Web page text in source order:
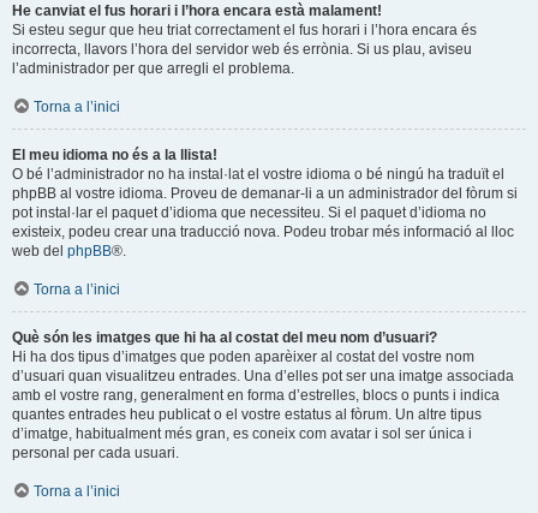
He canviat el fus horari i l’hora encara està malament!
Si esteu segur que heu triat correctament el fus horari i l’hora encara és
incorrecta, llavors l’hora del servidor web és errònia. Si us plau, aviseu
l’administrador per que arregli el problema.
Torna a l’inici
El meu idioma no és a la llista!
O bé l’administrador no ha instal·lat el vostre idioma o bé ningú ha traduït el
phpBB al vostre idioma. Proveu de demanar-li a un administrador del fòrum si
pot instal·lar el paquet d’idioma que necessiteu. Si el paquet d’idioma no
existeix, podeu crear una traducció nova. Podeu trobar més informació al lloc
web del phpBB®.
Torna a l’inici
Què són les imatges que hi ha al costat del meu nom d’usuari?
Hi ha dos tipus d’imatges que poden aparèixer al costat del vostre nom
d’usuari quan visualitzeu entrades. Una d’elles pot ser una imatge associada
amb el vostre rang, generalment en forma d’estrelles, blocs o punts i indica
quantes entrades heu publicat o el vostre estatus al fòrum. Un altre tipus
d’imatge, habitualment més gran, es coneix com avatar i sol ser única i
personal per cada usuari.
Torna a l’inici